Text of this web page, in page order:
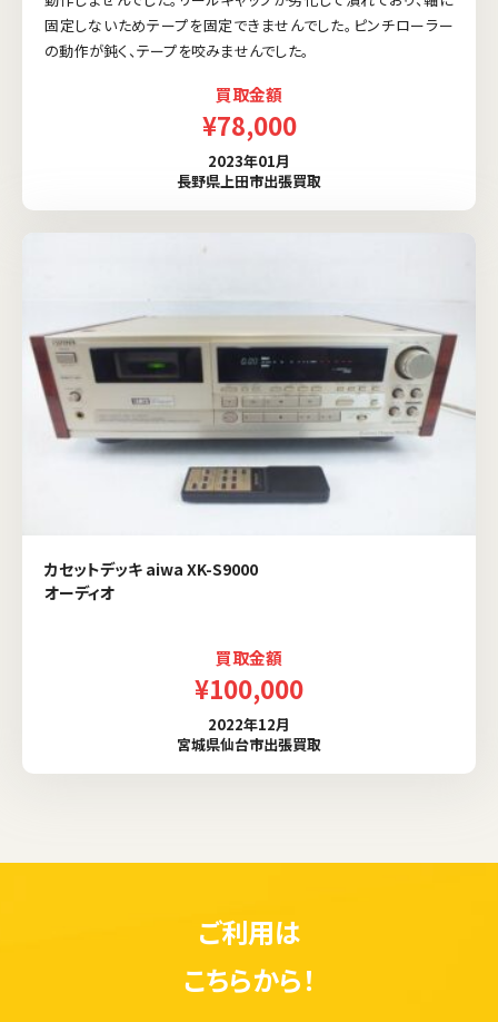
固定しないためテープを固定できませんでした。ピンチローラー
の動作が鈍く、テープを咬みませんでした。
買取金額
¥78,000
2023年01月
長野県上田市出張買取
カセットデッキ aiwa XK-S9000
オーディオ
買取金額
¥100,000
2022年12月
宮城県仙台市出張買取
ご利用は
こちらから！